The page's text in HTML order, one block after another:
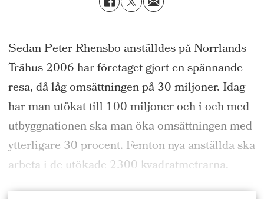
Sedan PeterRhensboanställdes på Norrlands
Trähus 2006 har företaget gjort en spännande
resa, då låg omsättningen på 30 miljoner. Idag
har man utökat till 100 miljoner och i och med
utbyggnationenska man öka omsättningen med
ytterligare 30 procent. Femton nya anställda ska
arbeta i de utökade 2300 kvadratmetrarna.